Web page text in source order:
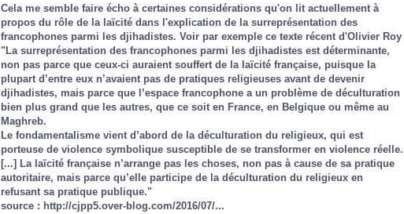
Cela me semble faire écho à certaines considérations qu'on lit actuellement à
propos du rôle de la laïcité dans l'explication de la surreprésentation des
francophones parmi les djihadistes. Voir par exemple ce texte récent d'Olivier Roy
"La surreprésentation des francophones parmi les djihadistes est déterminante,
non pas parce que ceux-ci auraient souffert de la laïcité française, puisque la
plupart d’entre eux n’avaient pas de pratiques religieuses avant de devenir
djihadistes, mais parce que l’espace francophone a un problème de déculturation
bien plus grand que les autres, que ce soit en France, en Belgique ou même au
Maghreb.
Le fondamentalisme vient d’abord de la déculturation du religieux, qui est
porteuse de violence symbolique susceptible de se transformer en violence réelle.
[...] La laïcité française n’arrange pas les choses, non pas à cause de sa pratique
autoritaire, mais parce qu’elle participe de la déculturation du religieux en
refusant sa pratique publique."
source : http://cjpp5.over-blog.com/2016/07/...